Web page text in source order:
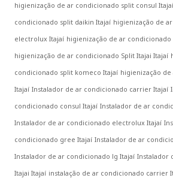
higienização de ar condicionado split consul Itajaí
condicionado split daikin Itajaí higienização de
electrolux Itajaí higienização de ar
higienização de ar condicionado Split Itajai Itajaí
condicionado split komeco Itajaí higienização
Itajaí Instalador de ar condicionado carrier Itajaí
condicionado consul Itajaí Instalador de ar
Instalador de ar condicionado electrolux Itajaí
condicionado gree Itajaí Instalador de ar
Instalador de ar condicionado lg Itajaí Instalador
Itajai Itajaí instalação de ar condicionado carrier